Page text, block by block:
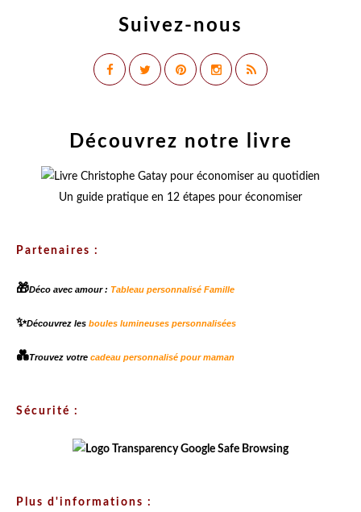
Suivez-nous
Découvrez notre livre
Un guide pratique en 12 étapes pour économiser
Partenaires :
🎁Déco avec amour : Tableau personnalisé Famille
✨Découvrez les boules lumineuses personnalisées
💑Trouvez votre cadeau personnalisé pour maman
Sécurité :
Plus d'informations :